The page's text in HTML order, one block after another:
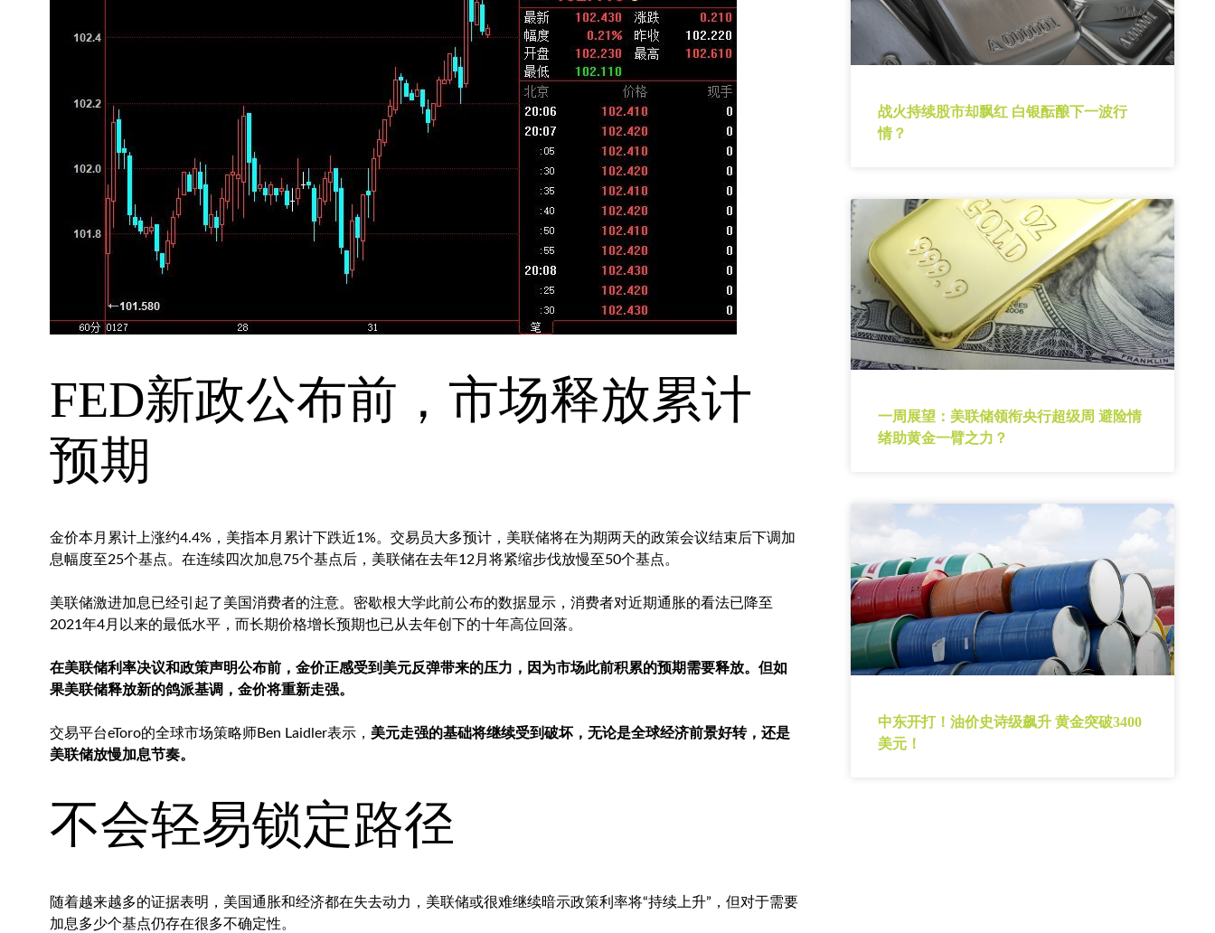
FED新政公布前，市场释放累计
预期
金价本月累计上涨约4.4%，美指本月累计下跌近1%。交易员大多预计，美联储将在为期两天的政策会议结束后下调加
息幅度至25个基点。在连续四次加息75个基点后，美联储在去年12月将紧缩步伐放慢至50个基点。
美联储激进加息已经引起了美国消费者的注意。密歇根大学此前公布的数据显示，消费者对近期通胀的看法已降至
2021年4月以来的最低水平，而长期价格增长预期也已从去年创下的十年高位回落。
在美联储利率决议和政策声明公布前，金价正感受到美元反弹带来的压力，因为市场此前积累的预期需要释放。但如
果美联储释放新的鸽派基调，金价将重新走强。
交易平台eToro的全球市场策略师Ben Laidler表示， 美元走强的基础将继续受到破坏，无论是全球经济前景好转，还是
美联储放慢加息节奏。
不会轻易锁定路径
随着越来越多的证据表明，美国通胀和经济都在失去动力，美联储或很难继续暗示政策利率将“持续上升”，但对于需要
加息多少个基点仍存在很多不确定性。
战火持续股市却飘红 白银酝酿下一波行
情？
一周展望：美联储领衔央行超级周 避险情
绪助黄金一臂之力？
中东开打！油价史诗级飙升 黄金突破3400
美元！